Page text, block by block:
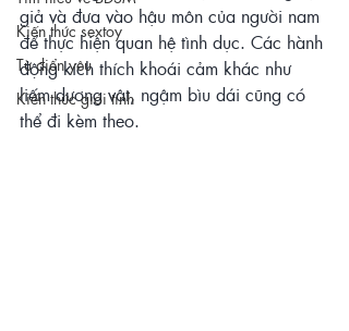
Kiến thức sextoy
Từ điển yêu
Kiến thức giới tính
giả và đưa vào hậu môn của người nam
để thực hiện quan hệ tình dục. Các hành
động kích thích khoái cảm khác như
liếm dương vật, ngậm bìu dái cũng có
thể đi kèm theo.